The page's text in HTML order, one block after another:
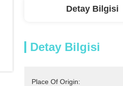
Detay Bilgisi
Detay Bilgisi
Place Of Origin: